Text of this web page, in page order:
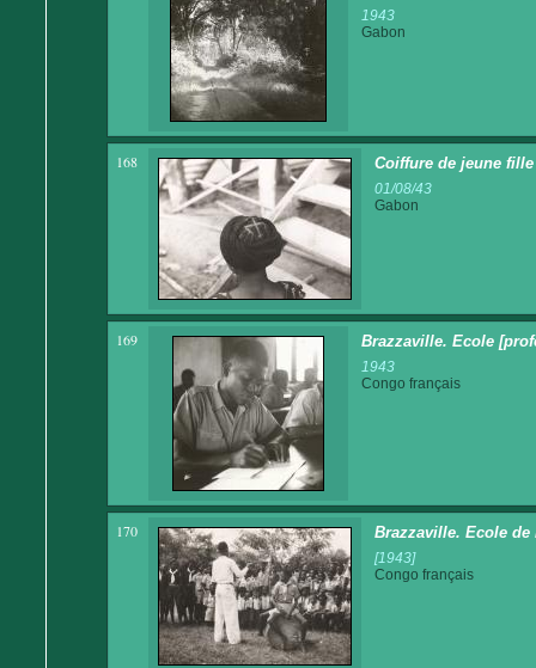
1943
Gabon
168 Coiffure de jeune
01/08/43
Gabon
169 Brazzaville. Ecole
1943
Congo français
170 Brazzaville. Ecole de
[1943]
Congo français